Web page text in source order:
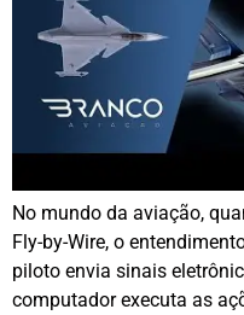
No mundo da aviação,
Fly-by-Wire, o
piloto envia sinais
computador executa as